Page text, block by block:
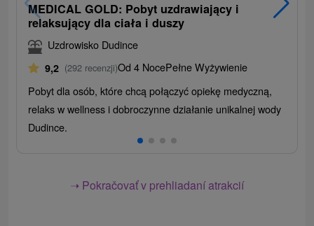
MEDICAL GOLD: Pobyt uzdrawiający i
relaksujący dla ciała i duszy
Uzdrowisko Dudince
9,2 (292 recenzji)Od 4 NocePełne Wyżywienie
Pobyt dla osób, które chcą połączyć opiekę medyczną,
relaks w wellness i dobroczynne działanie unikalnej wody
Dudince.
➝ Pokračovať v prehliadaní atrakcií